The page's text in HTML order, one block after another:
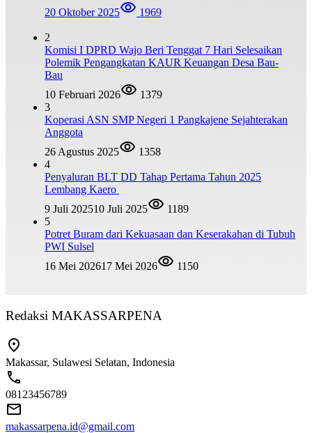
20 Oktober 2025
1969
2
Komisi I DPRD Wajo Beri Tenggat 7 Hari Selesaikan
Polemik Pengangkatan KAUR Keuangan Desa Bau-
Bau
10 Februari 2026
1379
3
Koperasi ASN SMP Negeri 1 Pangkajene Sejahterakan
Anggota
26 Agustus 2025
1358
4
Penyaluran BLT DD Tahap Pertama Tahun 2025
Lembang Kaero
9 Juli 202510 Juli 2025
1189
5
Potret Buram dari Kekuasaan dan Keserakahan di Tubuh
PWI Sulsel
16 Mei 202617 Mei 2026 1150
Redaksi MAKASSARPENA
Makassar, Sulawesi Selatan, Indonesia
08123456789
makassarpena.id@gmail.com